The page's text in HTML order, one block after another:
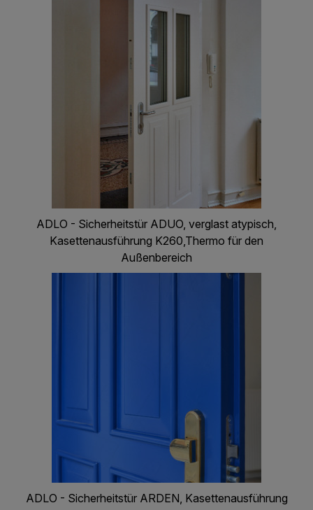
ADLO - Sicherheitstür ADUO, verglast atypisch,
Kasettenausführung K260,Thermo für den
Außenbereich
ADLO - Sicherheitstür ARDEN, Kasettenausführung